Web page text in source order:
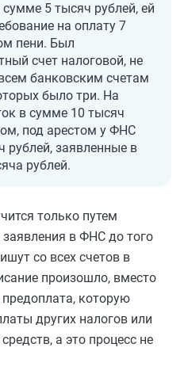
5 тысяч рублей, ей
на оплату 7
пени. Был
счет налоговой, не
банковским счетам
было три. На
в сумме 10 тысяч
под арестом у ФНС
рублей, заявленные в
рублей.
только путем
в ФНС до того
со всех счетов в
произошло, вместо
которую
других налогов или
а это процесс не